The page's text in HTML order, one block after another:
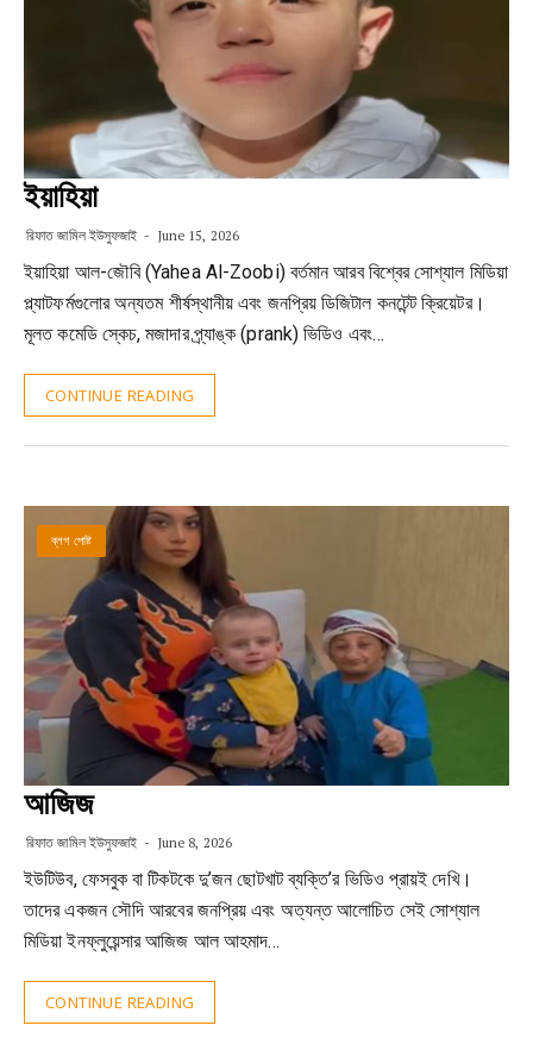
ইয়াহিয়া
রিফাত জামিল ইউসুফজাই June 15, 2026
ইয়াহিয়া আল-জৌবি (Yahea Al-Zoobi) বর্তমান আরব বিশ্বের সোশ্যাল মিডিয়া
প্ল্যাটফর্মগুলোর অন্যতম শীর্ষস্থানীয় এবং জনপ্রিয় ডিজিটাল কনটেন্ট ক্রিয়েটর।
মূলত কমেডি স্কেচ, মজাদার প্র্যাঙ্ক (prank) ভিডিও এবং…
CONTINUE READING
ব্লগ পোষ্ট
আজিজ
রিফাত জামিল ইউসুফজাই June 8, 2026
ইউটিউব, ফেসবুক বা টিকটকে দু’জন ছোটখাট ব্যক্তি’র ভিডিও প্রায়ই দেখি।
তাদের একজন সৌদি আরবের জনপ্রিয় এবং অত্যন্ত আলোচিত সেই সোশ্যাল
মিডিয়া ইনফ্লুয়েন্সার আজিজ আল আহমাদ…
CONTINUE READING